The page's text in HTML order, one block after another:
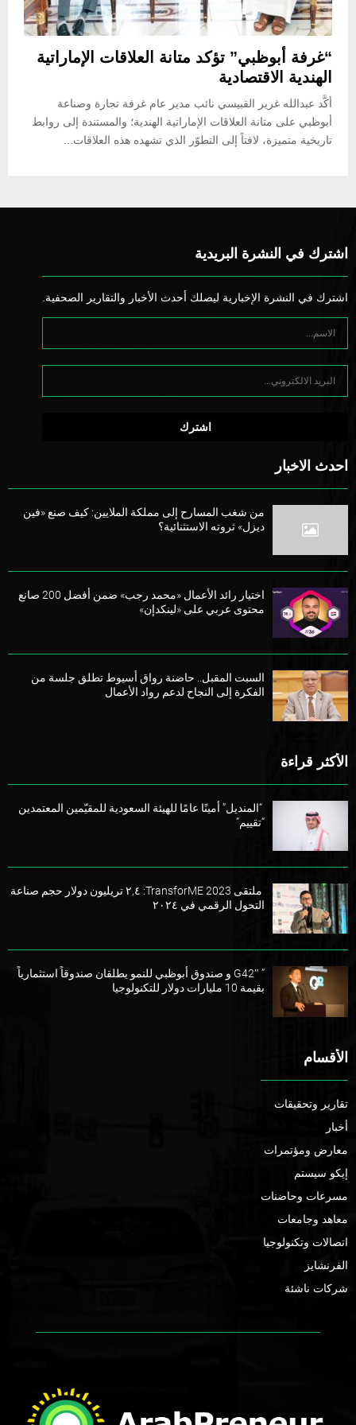
“غرفة أبوظبي” تؤكد متانة العلاقات الإماراتية
الهندية الاقتصادية
أكَّد عبدالله غرير القبيسي نائب مدير عام غرفة تجارة وصناعة
أبوظبي على متانة العلاقات الإماراتية الهندية؛ والمستندة إلى روابط
تاريخية متميزة، لافتاً إلى التطوّر الذي تشهده هذه العلاقات...
اشترك في النشرة البريدية
اشترك في النشرة الإخبارية ليصلك أحدث الأخبار والتقارير الصحفية.
احدث الاخبار
من شغب المسارح إلى مملكة الملايين: كيف صنع «فين
ديزل» ثروته الاستثنائية؟
اختيار رائد الأعمال «محمد رجب» ضمن أفضل 200 صانع
محتوى عربي على «لينكدإن»
السبت المقبل.. حاضنة رواق أسيوط تطلق جلسة من
الفكرة إلى النجاح لدعم رواد الأعمال
الأكثر قراءة
“المنديل” أمينًا عامًا للهيئة السعودية للمقيّمين المعتمدين
“تقييم”
ملتقى TransforME 2023: ٢,٤ تريليون دولار حجم صناعة
التحول الرقمي في ٢٠٢٤
” G42″ و صندوق أبوظبي للنمو يطلقان صندوقاً استثمارياً
بقيمة 10 مليارات دولار للتكنولوجيا
الأقسام
تقارير وتحقيقات
أخبار
معارض ومؤتمرات
إيكو سيستم
مسرعات وحاضنات
معاهد وجامعات
اتصالات وتكنولوجيا
الفرنشايز
شركات ناشئة